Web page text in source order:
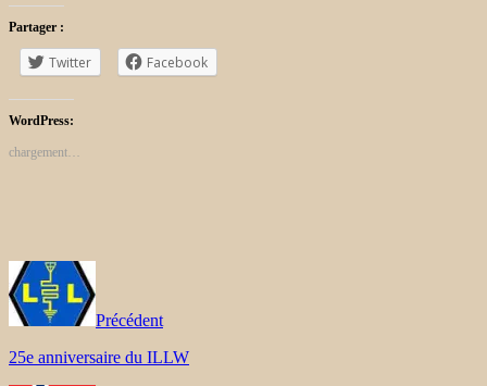
Partager :
Twitter Facebook
WordPress:
chargement…
Précédent
25e anniversaire du ILLW